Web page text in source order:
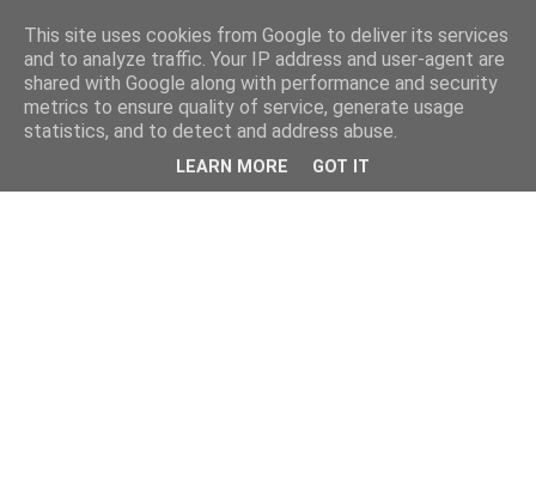
This site uses cookies from Google to deliver its services
and to analyze traffic. Your IP address and user-agent are
shared with Google along with performance and security
metrics to ensure quality of service, generate usage
statistics, and to detect and address abuse.
LEARN MORE GOT IT